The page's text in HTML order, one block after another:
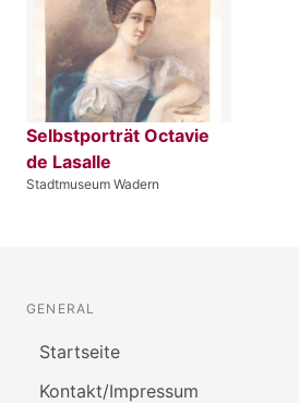
Selbstporträt Octavie
de Lasalle
Stadtmuseum Wadern
GENERAL
Startseite
Kontakt/Impressum